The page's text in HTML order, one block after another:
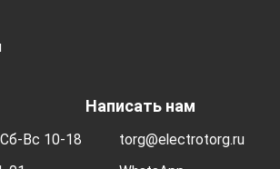
Вс 10-18
Написать нам
torg@electrotorg.ru